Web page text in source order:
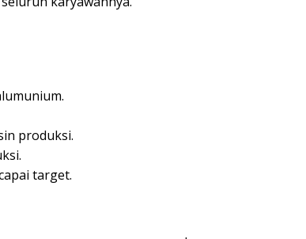
produksi.
target.